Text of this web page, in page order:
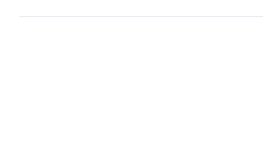
幕Switch遊戲區